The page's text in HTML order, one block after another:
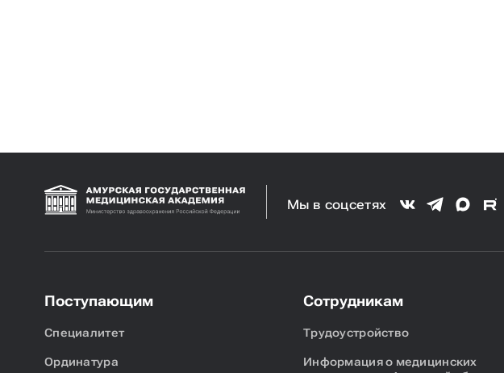
Мы в соцсетях
Поступающим
Специалитет
Ординатура
Сотрудникам
Трудоустройство
Информация о медицинских